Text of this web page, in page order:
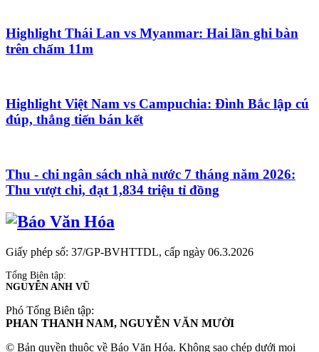
Highlight Thái Lan vs Myanmar: Hai lần ghi bàn
trên chấm 11m
Highlight Việt Nam vs Campuchia: Đình Bắc lập cú
đúp, thẳng tiến bán kết
Thu - chi ngân sách nhà nước 7 tháng năm 2026:
Thu vượt chi, đạt 1,834 triệu tỉ đồng
Giấy phép số: 37/GP-BVHTTDL, cấp ngày 06.3.2026
Tổng Biên tập:
NGUYỄN ANH VŨ
Phó Tổng Biên tập:
PHAN THANH NAM, NGUYỄN VĂN MƯỜI
© Bản quyền thuộc về Báo Văn Hóa. Không sao chép dưới mọi